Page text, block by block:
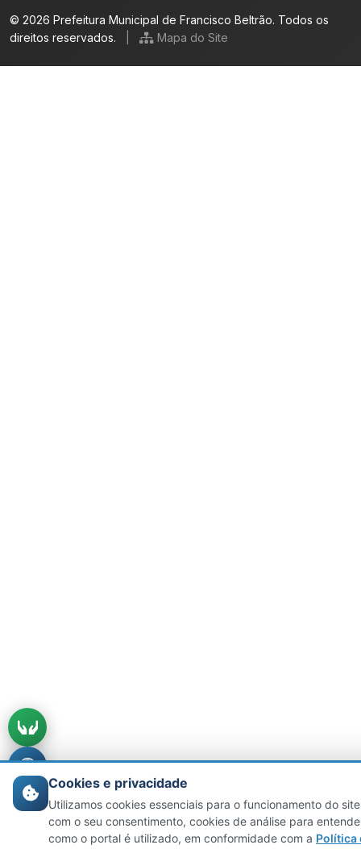
© 2026 Prefeitura Municipal de Francisco Beltrão. Todos os
direitos reservados.
Mapa do Site
Cookies e privacidade
Utilizamos cookies essenciais para o funcionamento do
com o seu consentimento, cookies de análise para
como o portal é utilizado, em conformidade com a Política